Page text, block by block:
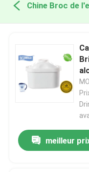
Chine Broc de
meilleur